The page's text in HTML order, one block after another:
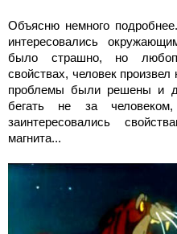
Объясню немного
интересовались
было страшно, но
свойствах, человек
проблемы были решены и
бегать не за
заинтересовались
магнита...